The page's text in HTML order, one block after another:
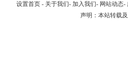
设置首页 - 关于我们- 加入我们- 网站动态-
声明：本站转载